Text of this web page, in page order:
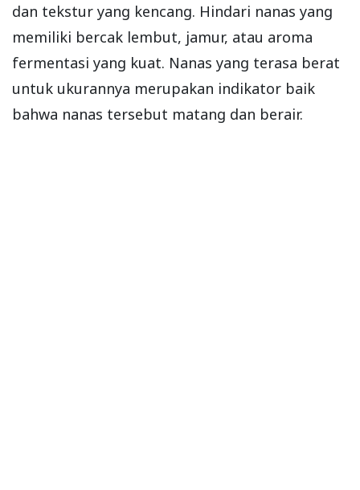
dan tekstur yang kencang. Hindari nanas yang
memiliki bercak lembut, jamur, atau aroma
fermentasi yang kuat. Nanas yang terasa berat
untuk ukurannya merupakan indikator baik
bahwa nanas tersebut matang dan berair.